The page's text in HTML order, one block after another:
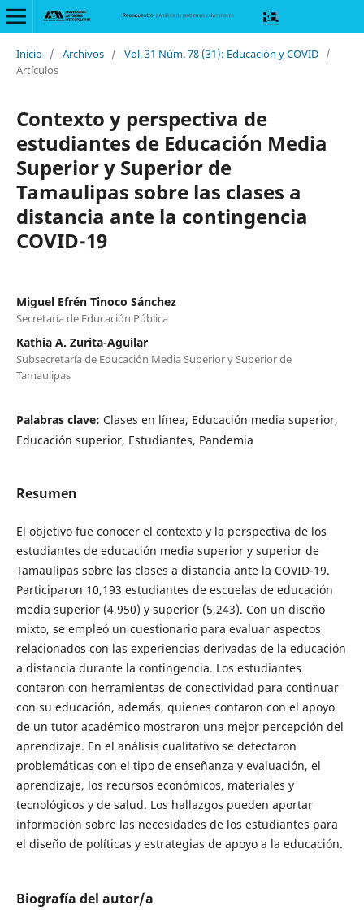
Inicio / Archivos / Vol. 31 Núm. 78 (31): Educación y COVID /
Artículos
Contexto y perspectiva de
estudiantes de Educación Media
Superior y Superior de
Tamaulipas sobre las clases a
distancia ante la contingencia
COVID-19
Miguel Efrén Tinoco Sánchez
Secretaría de Educación Pública
Kathia A. Zurita-Aguilar
Subsecretaría de Educación Media Superior y Superior de
Tamaulipas
Palabras clave: Clases en línea, Educación media superior,
Educación superior, Estudiantes, Pandemia
Resumen
El objetivo fue conocer el contexto y la perspectiva de los
estudiantes de educación media superior y superior de
Tamaulipas sobre las clases a distancia ante la COVID-19.
Participaron 10,193 estudiantes de escuelas de educación
media superior (4,950) y superior (5,243). Con un diseño
mixto, se empleó un cuestionario para evaluar aspectos
relacionados con las experiencias derivadas de la educación
a distancia durante la contingencia. Los estudiantes
contaron con herramientas de conectividad para continuar
con su educación, además, quienes contaron con el apoyo
de un tutor académico mostraron una mejor percepción del
aprendizaje. En el análisis cualitativo se detectaron
problemáticas con el tipo de enseñanza y evaluación, el
aprendizaje, los recursos económicos, materiales y
tecnológicos y de salud. Los hallazgos pueden aportar
información sobre las necesidades de los estudiantes para
el diseño de políticas y estrategias de apoyo a la educación.
Biografía del autor/a